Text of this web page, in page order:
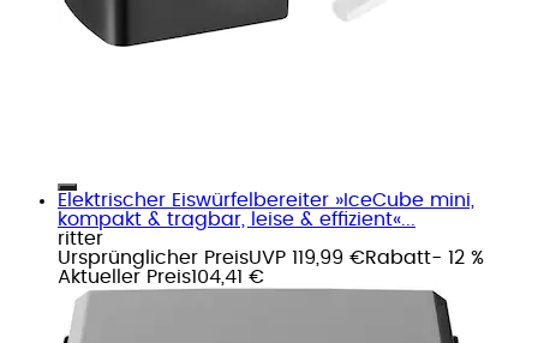
Elektrischer Eiswürfelbereiter »IceCube mini,
kompakt & tragbar, leise & effizient«...
ritter
Ursprünglicher PreisUVP 119,99 €Rabatt- 12 %
Aktueller Preis104,41 €